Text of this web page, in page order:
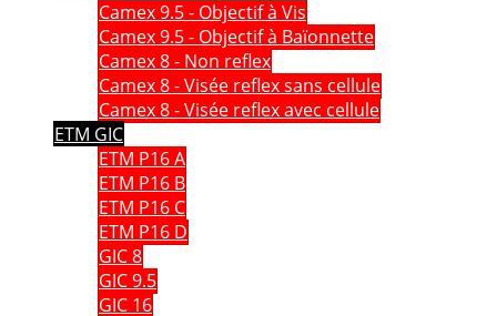
Camex 9.5 - Objectif à Vis
Camex 9.5 - Objectif à Baïonnette
Camex 8 - Non reflex
Camex 8 - Visée reflex sans cellule
Camex 8 - Visée reflex avec cellule
ETM GIC
ETM P16 A
ETM P16 B
ETM P16 C
ETM P16 D
GIC 8
GIC 9.5
GIC 16